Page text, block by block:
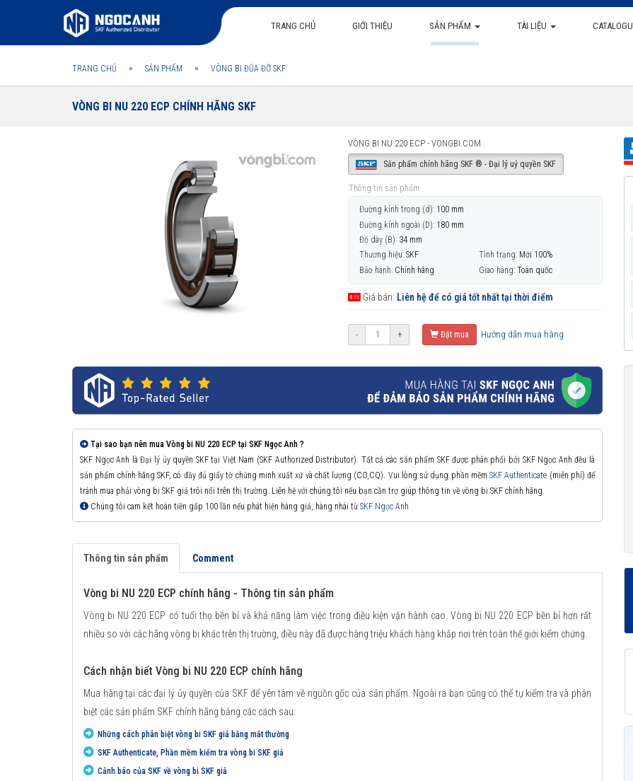
TRANG CHỦ GIỚI THIỆU SẢN PHẨM TÀI LIỆU
TRANG CHỦ SẢN PHẨM VÒNG BI ĐŨA ĐỠ SKF
VÒNG BI NU 220 ECP CHÍNH HÃNG SKF
VÒNG BI NU 220 ECP - VONGBI.COM
Sản phẩm chính hãng SKF ® - Đại lý uỷ quyền SKF
Thông tin sản phẩm
Đường kính trong (d): 100 mm
Đường kính ngoài (D): 180 mm
Độ dày (B): 34 mm
Thương hiệu: SKF Tình trạng: Mới 100%
Bảo hành: Chính hãng Giao hàng: Toàn quốc
Giá bán: Liên hệ để có giá tốt nhất tại thời điểm
- + Đặt mua Hướng dẫn mua hàng
Tại sao bạn nên mua Vòng bi NU 220 ECP tại SKF Ngọc Anh ?
SKF Ngọc Anh là Đại lý ủy quyền SKF tại Việt Nam (SKF Authorized Distributor). Tất cả các sản phẩm SKF được phân phối bởi SKF Ngọc Anh đều là
sản phẩm chính hãng SKF, có đầy đủ giấy tờ chứng minh xuất xứ và chất lượng (CO,CQ). Vui lòng sử dụng phần mềm SKF Authenticate (miễn phí) để
tránh mua phải vòng bi SKF giả trôi nổi trên thị trường. Liên hệ với chúng tôi nếu bạn cần trợ giúp thông tin về vòng bi SKF chính hãng.
Chúng tôi cam kết hoàn tiền gấp 100 lần nếu phát hiện hàng giả, hàng nhái từSKF Ngọc Anh
Thông tin sản phẩm Comment
Vòng bi NU 220 ECP chính hãng - Thông tin sản phẩm
Vòng bi NU 220 ECP có tuổi thọ bền bỉ và khả năng làm việc trong điều kiện vận hành cao. Vòng bi NU 220 ECP bền bỉ hơn rất
nhiều so với các hãng vòng bi khác trên thị trường, điều này đã được hàng triệu khách hàng khắp nơi trên toàn thế giới kiểm chứng.
Cách nhận biết Vòng bi NU 220 ECP chính hãng
Mua hàng tại các đại lý ủy quyền của SKF để yên tâm về nguồn gốc của sản phẩm. Ngoài ra bạn cũng có thể tự kiểm tra và phân
biệt các sản phẩm SKF chính hãng bằng các cách sau:
Những cách phân biệt vòng bi SKF giả bằng mắt thường
SKF Authenticate, Phần mềm kiểm tra vòng bi SKF giả
Cảnh báo của SKF về vòng bi SKF giả